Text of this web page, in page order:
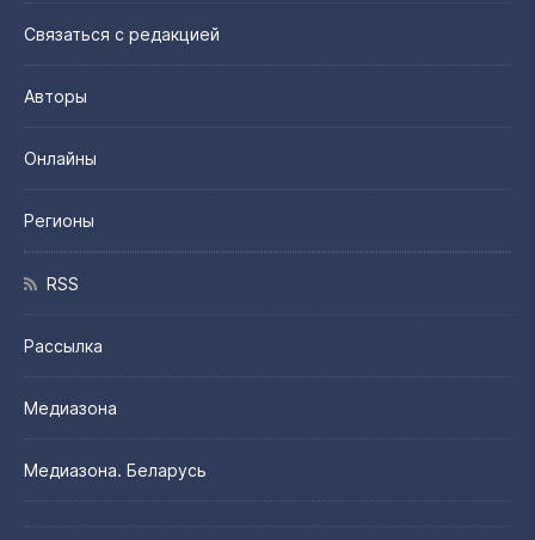
Связаться с редакцией
Авторы
Онлайны
Регионы
RSS
Рассылка
Медиазона
Медиазона. Беларусь